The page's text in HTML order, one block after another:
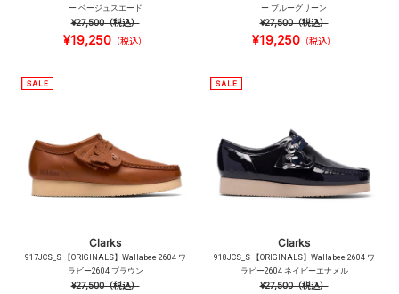
ー ベージュスエード
¥27,500（税込）
¥19,250 （税込）
ー ブルーグリーン
¥27,500（税込）
¥19,250 （税込）
Clarks
917JCS_S 【ORIGINALS】Wallabee 2604 ワ
ラビー2604 ブラウン
¥27,500（税込）
Clarks
918JCS_S 【ORIGINALS】Wallabee 2604 ワ
ラビー2604 ネイビーエナメル
¥27,500（税込）